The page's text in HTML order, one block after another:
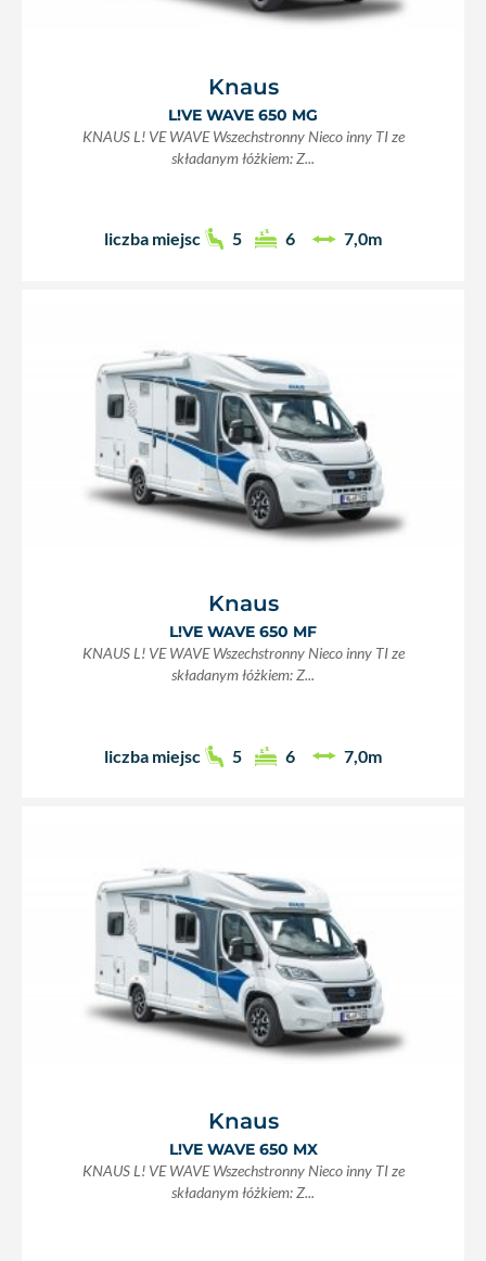
Knaus
L!VE WAVE 650 MG
KNAUS L! VE WAVE Wszechstronny Nieco inny TI ze
składanym łóżkiem: Z...
liczba miejsc 5 6 7,0m
Knaus
L!VE WAVE 650 MF
KNAUS L! VE WAVE Wszechstronny Nieco inny TI ze
składanym łóżkiem: Z...
liczba miejsc 5 6 7,0m
Knaus
L!VE WAVE 650 MX
KNAUS L! VE WAVE Wszechstronny Nieco inny TI ze
składanym łóżkiem: Z...